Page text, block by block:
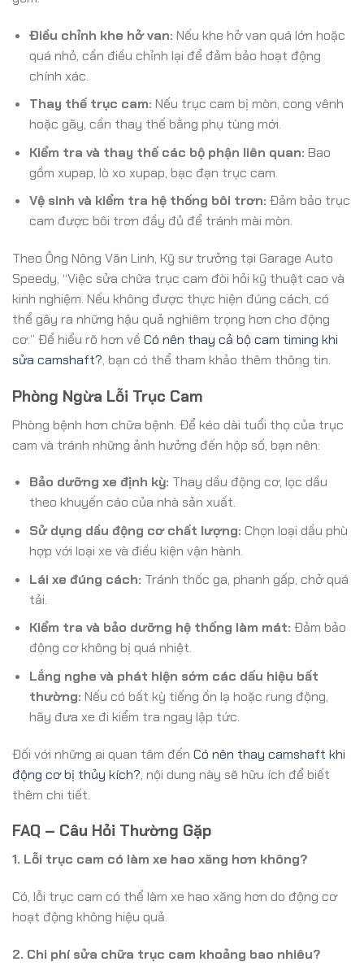
Điều chỉnh khe hở van: Nếu khe hở van quá lớn hoặc
quá nhỏ, cần điều chỉnh lại để đảm bảo hoạt động
chính xác.
Thay thế trục cam: Nếu trục cam bị mòn, cong vênh
hoặc gãy, cần thay thế bằng phụ tùng mới.
Kiểm tra và thay thế các bộ phận liên quan: Bao
gồm xupap, lò xo xupap, bạc đạn trục cam.
Vệ sinh và kiểm tra hệ thống bôi trơn: Đảm bảo trục
cam được bôi trơn đầy đủ để tránh mài mòn.
Theo Ông Nông Văn Linh, Kỹ sư trưởng tại Garage Auto
Speedy, “Việc sửa chữa trục cam đòi hỏi kỹ thuật cao và
kinh nghiệm. Nếu không được thực hiện đúng cách, có
thể gây ra những hậu quả nghiêm trọng hơn cho động
cơ.” Để hiểu rõ hơn về Có nên thay cả bộ cam timing khi
sửa camshaft?, bạn có thể tham khảo thêm thông tin.
Phòng Ngừa Lỗi Trục Cam
Phòng bệnh hơn chữa bệnh. Để kéo dài tuổi thọ của trục
cam và tránh những ảnh hưởng đến hộp số, bạn nên:
Bảo dưỡng xe định kỳ: Thay dầu động cơ, lọc dầu
theo khuyến cáo của nhà sản xuất.
Sử dụng dầu động cơ chất lượng: Chọn loại dầu phù
hợp với loại xe và điều kiện vận hành.
Lái xe đúng cách: Tránh thốc ga, phanh gấp, chở quá
tải.
Kiểm tra và bảo dưỡng hệ thống làm mát: Đảm bảo
động cơ không bị quá nhiệt.
Lắng nghe và phát hiện sớm các dấu hiệu bất
thường: Nếu có bất kỳ tiếng ồn lạ hoặc rung động,
hãy đưa xe đi kiểm tra ngay lập tức.
Đối với những ai quan tâm đến Có nên thay camshaft khi
động cơ bị thủy kích?, nội dung này sẽ hữu ích để biết
thêm chi tiết.
FAQ – Câu Hỏi Thường Gặp
1. Lỗi trục cam có làm xe hao xăng hơn không?
Có, lỗi trục cam có thể làm xe hao xăng hơn do động cơ
hoạt động không hiệu quả.
2. Chi phí sửa chữa trục cam khoảng bao nhiêu?